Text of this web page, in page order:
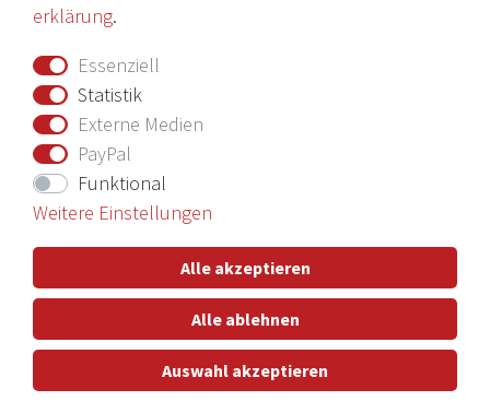
Widerrufs­recht
Vertrag widerrufen
Nichts verpassen mit unserem Newsletter
Hiermit bestätige ich, dass ich dieDaten­schutz­erklärunggelesen
habe. Meine Einwilligung kann ich jederzeit widerrufen.**
Abonnieren
erklärung.
Essenziell
Statistik
Externe Medien
PayPal
Funktional
Weitere Einstellungen
Alle akzeptieren
Alle ablehnen
Auswahl akzeptieren